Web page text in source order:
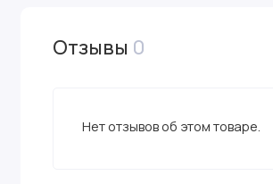
Отзывы 0
Нет отзывов об этом товаре.